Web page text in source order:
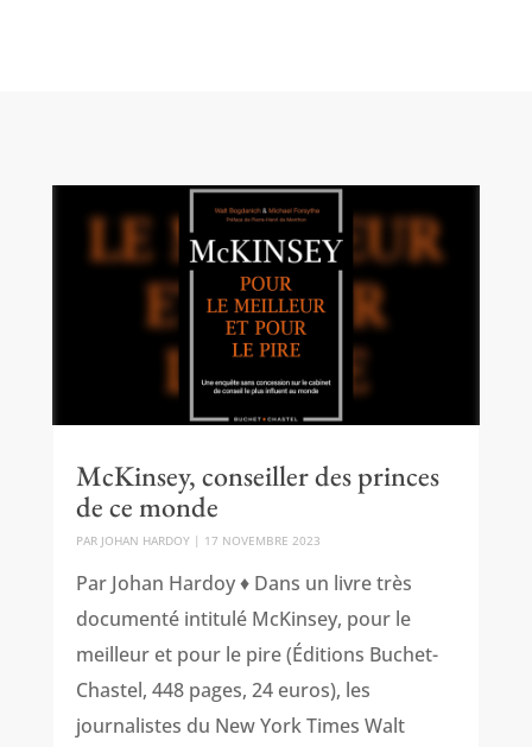
McKinsey, conseiller des princes
de ce monde
PAR JOHAN HARDOY| 17 NOVEMBRE 2023
Par Johan Hardoy ♦ Dans un livre très
documenté intitulé McKinsey, pour le
meilleur et pour le pire (Éditions Buchet-
Chastel, 448 pages, 24 euros), les
journalistes du New York Times Walt